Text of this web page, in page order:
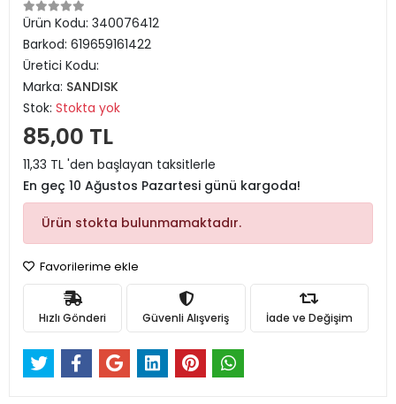
Ürün Kodu: 340076412
Barkod: 619659161422
Üretici Kodu:
Marka: SANDISK
Stok: Stokta yok
85,00 TL
11,33 TL 'den başlayan taksitlerle
En geç 10 Ağustos Pazartesi günü kargoda!
Ürün stokta bulunmamaktadır.
Favorilerime ekle
Hızlı Gönderi Güvenli Alışveriş İade ve Değişim